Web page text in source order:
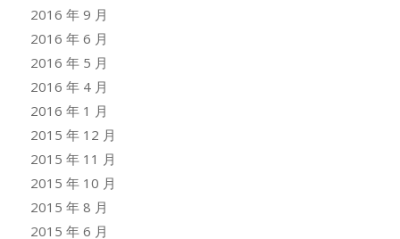
2016 年 9 月
2016 年 6 月
2016 年 5 月
2016 年 4 月
2016 年 1 月
2015 年 12 月
2015 年 11 月
2015 年 10 月
2015 年 8 月
2015 年 6 月